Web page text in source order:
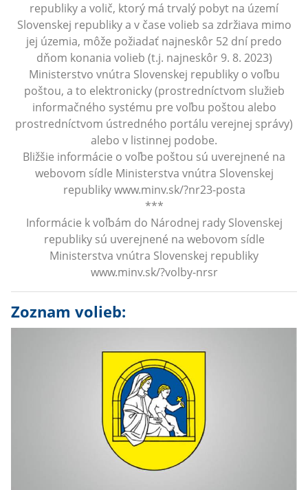
republiky a volič, ktorý má trvalý pobyt na území
Slovenskej republiky a v čase volieb sa zdržiava mimo
jej územia, môže požiadať najneskôr 52 dní predo
dňom konania volieb (t.j. najneskôr 9. 8. 2023)
Ministerstvo vnútra Slovenskej republiky o voľbu
poštou, a to elektronicky (prostredníctvom služieb
informačného systému pre voľbu poštou alebo
prostredníctvom ústredného portálu verejnej správy)
alebo v listinnej podobe.
Bližšie informácie o voľbe poštou sú uverejnené na
webovom sídle Ministerstva vnútra Slovenskej
republiky www.minv.sk/?nr23-posta
***
Informácie k voľbám do Národnej rady Slovenskej
republiky sú uverejnené na webovom sídle
Ministerstva vnútra Slovenskej republiky
www.minv.sk/?volby-nrsr
Zoznam volieb: